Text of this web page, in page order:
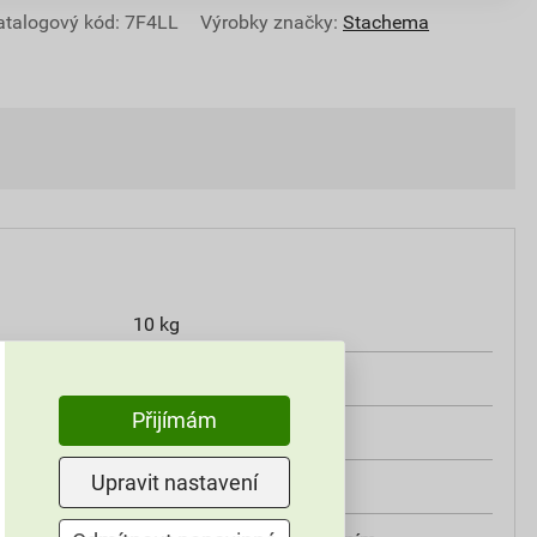
kód: 7F4LL Výrobky značky: Stachema
10 kg
1,7 kg/m²/mm
interiér
Přijímám
Upravit nastavení